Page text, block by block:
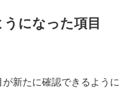
になった項目
新たに確認できるように